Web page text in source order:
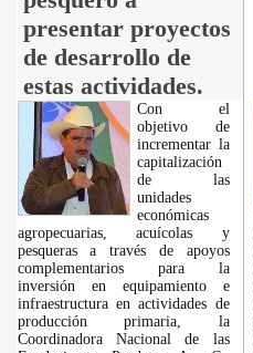
presentar proyectos
de desarrollo de
estas actividades.
Con el
objetivo de
incrementar la
capitalización
de las
unidades
económicas
agropecuarias, acuícolas y
pesqueras a través de apoyos
complementarios para la
inversión en equipamiento e
infraestructura en actividades de
producción primaria, la
Coordinadora Nacional de las